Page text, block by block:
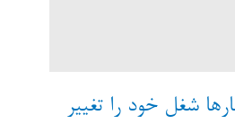
شغل خود را تغییر